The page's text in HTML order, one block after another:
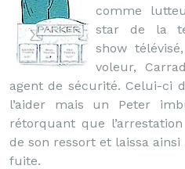
comme
star de la
show
voleur,
agent de sécurité. Celui-ci
l’aider mais un Peter
rétorquant que
de son ressort et laissa
fuite.